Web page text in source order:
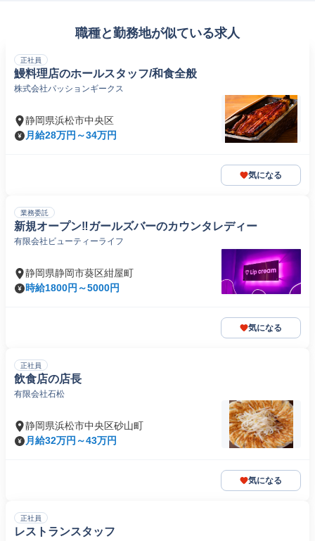
職種と勤務地が似ている求人
正社員
鰻料理店のホールスタッフ/和食全般
株式会社パッションギークス
静岡県浜松市中央区
月給28万円～34万円
気になる
業務委託
新規オープン‼ガールズバーのカウンタレディー
有限会社ビューティーライフ
静岡県静岡市葵区紺屋町
時給1800円～5000円
気になる
正社員
飲食店の店長
有限会社石松
静岡県浜松市中央区砂山町
月給32万円～43万円
気になる
正社員
レストランスタッフ